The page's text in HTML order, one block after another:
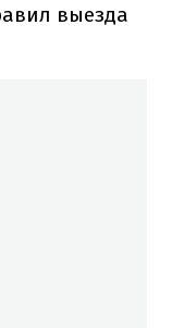
выезда